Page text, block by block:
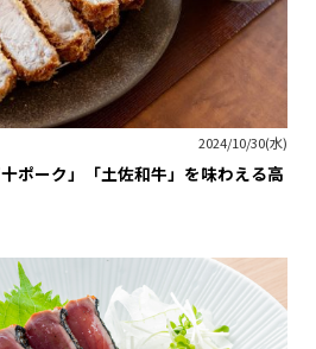
2024/10/30(水)
ポーク」「土佐和牛」を味わえる高